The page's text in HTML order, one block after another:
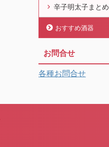
辛子明太子まとめ
おすすめ酒器
お問合せ
各種お問合せ